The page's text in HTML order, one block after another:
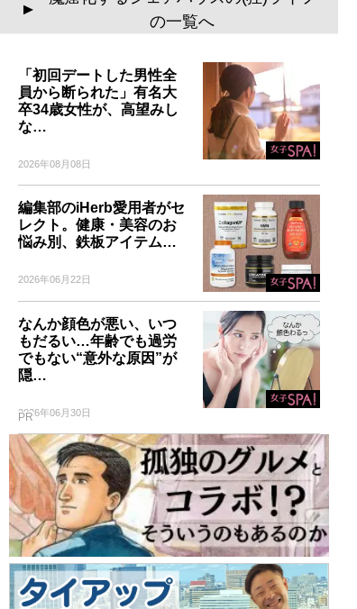
▲
の一覧へ
「初回デートした男性全
員から断られた」有名大
卒34歳女性が、高望みし
な…
2026年08月08日
編集部のiHerb愛用者がセ
レクト。健康・美容のお
悩み別、鉄板アイテム…
2026年06月22日
なんか顔色が悪い、いつ
もだるい…年齢でも過労
でもない“意外な原因”が
隠…
2026年06月30日
PR